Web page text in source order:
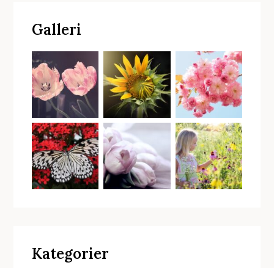
Galleri
Kategorier